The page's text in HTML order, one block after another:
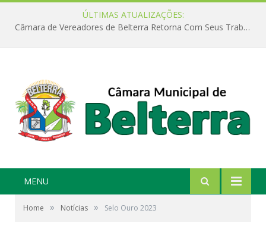
ÚLTIMAS ATUALIZAÇÕES:
Câmara de Vereadores de Belterra Retorna Com Seus Trabalhos Legislativos
MENU
Home » Notícias » Selo Ouro 2023